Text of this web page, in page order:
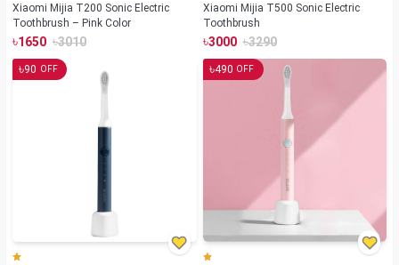
Xiaomi Mijia T200 Sonic Electric
Toothbrush – Pink Color
৳1650 ৳3010
Xiaomi Mijia T500 Sonic Electric
Toothbrush
৳3000 ৳3290
৳90 OFF ৳490 OFF